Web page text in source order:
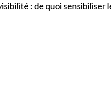
: de quoi sensibiliser